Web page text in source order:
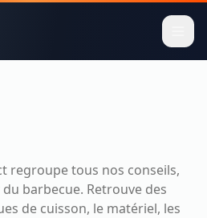
regroupe tous nos conseils,
barbecue. Retrouve des
de cuisson, le matériel, les